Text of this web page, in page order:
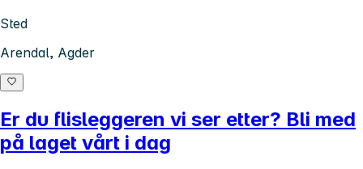
Sted
Arendal, Agder
Er du flisleggeren vi ser etter? Bli med
på laget vårt i dag